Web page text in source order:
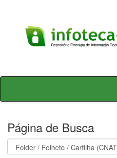
Skip
Página de Busca